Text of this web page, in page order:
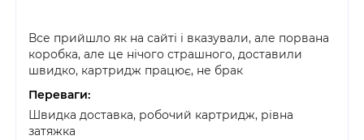
Все прийшло як на сайті і вказували, але порвана
коробка, але це нічого страшного, доставили
швидко, картридж працює, не брак
Переваги:
Швидка доставка, робочий картридж, рівна
затяжка